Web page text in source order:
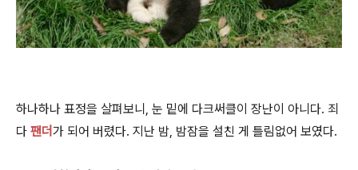
하나하나 표정을 살펴보니, 눈 밑에 다크써클이 장난이 아니다. 죄
다 팬더가 되어 버렸다. 지난 밤, 밤잠을 설친 게 틀림없어 보였다.